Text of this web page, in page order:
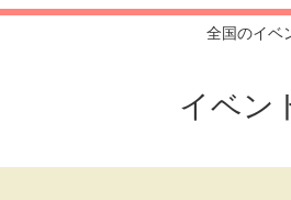
全国のイベ
イベン